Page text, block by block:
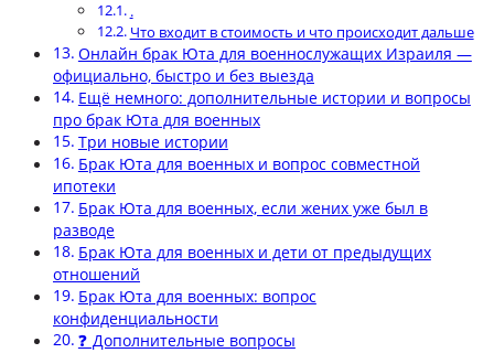
.
Что входит в стоимость и что происходит дальше
Онлайн брак Юта для военнослужащих Израиля —
официально, быстро и без выезда
Ещё немного: дополнительные истории и вопросы
про брак Юта для военных
Три новые истории
Брак Юта для военных и вопрос совместной
ипотеки
Брак Юта для военных, если жених уже был в
разводе
Брак Юта для военных и дети от предыдущих
отношений
Брак Юта для военных: вопрос
конфиденциальности
❓ Дополнительные вопросы